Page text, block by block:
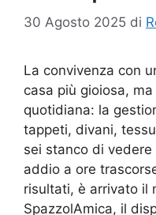
30 Agosto 2025 di
La convivenza con
casa più gioiosa,
quotidiana: la
tappeti, divani,
sei stanco di
addio a ore
risultati, è arrivato il
SpazzolAmica, il